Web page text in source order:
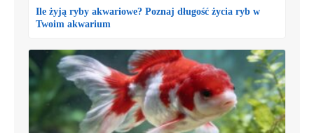
Ile żyją ryby akwariowe? Poznaj długość życia ryb w
Twoim akwarium